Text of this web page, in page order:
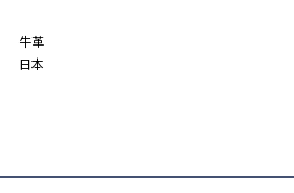
牛革
日本